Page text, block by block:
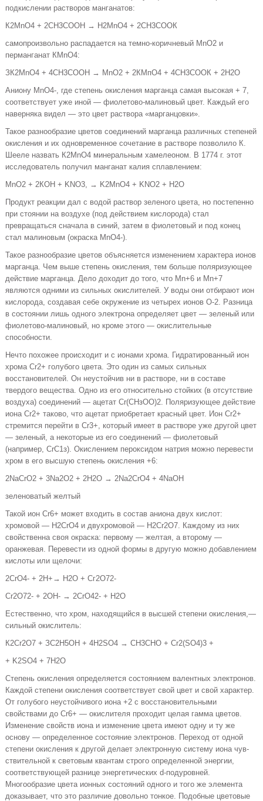
подкислении растворов манганатов:
К2МnО4 + 2СН3СООН → Н2МnО4 + 2СН3СООК
самопроизвольно распадается на темно-коричневый МnО2 и
перманганат КМnO4:
ЗК2МnО4 + 4СН3СООН → МnО2 + 2КМпО4 + 4СН3СООК + 2Н2O
Аниону МnО4-, где степень окисления марганца самая высокая + 7,
соответствует уже иной — фиолетово-малиновый цвет. Каждый его
наверняка видел — это цвет рас­твора «марганцовки».
Такое разнообразие цветов соединений марганца раз­личных степеней
окисления и их одновременное сочетание в растворе позволило К.
Шееле назвать К2МnO4 минеральным хамелеоном. В 1774 г. этот
исследователь получил манганат калия сплавлением:
МnO2 + 2КОН + KNO3, → K2MnO4 + KNO2 + Н2О
Продукт реакции дал с водой раствор зеленого цвета, но постепенно
при стоянии на воздухе (под действием кисло­рода) стал
превращаться сначала в синий, затем в фиоле­товый и под конец
стал малиновым (окраска МnО4-).
Такое разнообразие цветов объясняется изменением характера ионов
марганца. Чем выше степень окисления, тем больше поляризующее
действие марганца. Дело доходит до того, что Мn+6 и Мn+7
являются одними из сильных окислителей. У воды они отбирают ион
кислорода, созда­вая себе окружение из четырех ионов O-2. Разница
в состоянии лишь одного электрона определяет цвет — зеле­ный или
фиолетово-малиновый, но кроме этого — окисли­тельные
способности.
Нечто похожее происходит и с ионами хрома. Гидратированный ион
хрома Сr2+ голубого цвета. Это один из са­мых сильных
восстановителей. Он неустойчив ни в раство­ре, ни в составе
твердого вещества. Одно из его относитель­но стойких (в отсутствие
воздуха) соединений — ацетат Сr(СНзОО)2. Поляризующее действие
иона Сr2+ таково, что ацетат приобретает красный цвет. Ион Сr2+
стремится пе­рейти в Сr3+, который имеет в растворе уже другой цвет
— зеленый, а некоторые из его соединений — фиолетовый
(например, СrС1з). Окислением пероксидом натрия можно перевести
хром в его высшую степень окисления +6:
2NaCrO2 + 3Na2O2 + 2H2O → 2Na2CrO4 + 4NaOH
зеленоватый желтый
Такой ион Сr6+ может входить в состав аниона двух кис­лот:
хромовой — Н2СrО4 и двухромовой — Н2Cr2O7. Каждо­му из них
свойственна своя окраска: первому — желтая, а второму —
оранжевая. Перевести из одной формы в дру­гую можно добавлением
кислоты или щелочи:
2CrO4- + 2Н+→ Н2О + Сг2О72-
Cr2O72- + 2OH- → 2CrO42- + H2O
Естественно, что хром, находящийся в высшей степени окисления,—
сильный окислитель:
К2Cr2O7 + ЗC2H5ОН + 4H2SO4 → CH3CHO + Cr2(SO4)3 +
+ K2SO4 + 7H2O
Степень окисления определяется состоянием валентных электронов.
Каждой степени окисления соответствует свой цвет и свой характер.
От голубого неустойчивого иона +2 с восстановительными
свойствами до Сr6+ — окислителя проходит целая гамма цветов.
Изменение свойств иона и изменение цвета имеют одну и ту же
основу — определен­ное состояние электронов. Переход от одной
степени окис­ления к другой делает электронную систему иона чув­
ствительной к световым квантам строго определенной энер­гии,
соответствующей разнице энергетических d-подуровней.
Многообразие цвета ионных состояний одного и того же элемента
доказывает, что это различие довольно тонкое. Подобные цветовые